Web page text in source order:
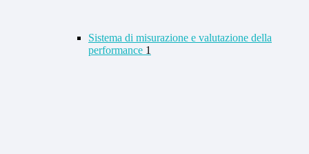
Sistema di misurazione e valutazione della
performance 1